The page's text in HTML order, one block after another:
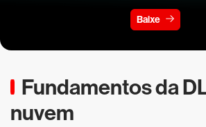
Baixe
Fundamentos da
nuvem